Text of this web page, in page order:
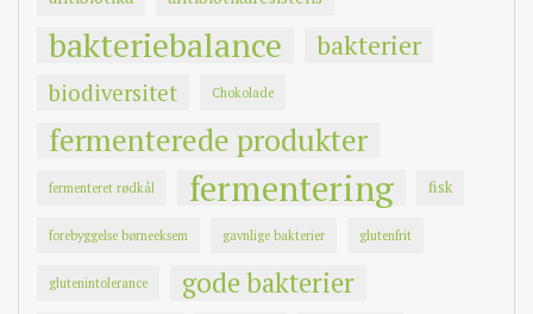
bakteriebalance bakterier
biodiversitet Chokolade
fermenterede produkter
fermenteret rødkål fermentering fisk
forebyggelse børneeksem gavnlige bakterier glutenfrit
glutenintolerance gode bakterier